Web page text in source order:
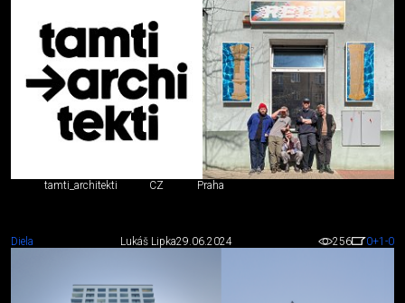
tamti_architekti CZ Praha
Diela Lukáš Lipka29.06.2024 256 0+1 -0